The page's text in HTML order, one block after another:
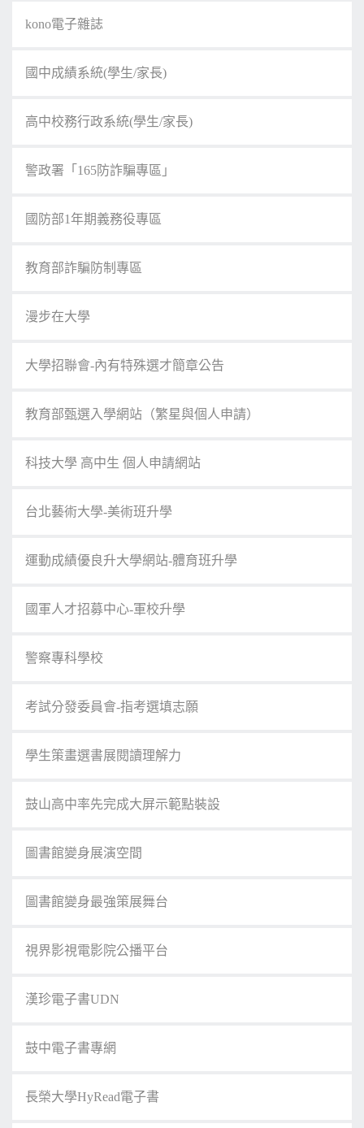
kono電子雜誌
國中成績系統(學生/家長)
高中校務行政系統(學生/家長)
警政署「165防詐騙專區」
國防部1年期義務役專區
教育部詐騙防制專區
漫步在大學
大學招聯會-內有特殊選才簡章公告
教育部甄選入學網站（繁星與個人申請）
科技大學 高中生 個人申請網站
台北藝術大學-美術班升學
運動成績優良升大學網站-體育班升學
國軍人才招募中心-軍校升學
警察專科學校
考試分發委員會-指考選填志願
學生策畫選書展閱讀理解力
鼓山高中率先完成大屏示範點裝設
圖書館變身展演空間
圖書館變身最強策展舞台
視界影視電影院公播平台
漢珍電子書UDN
鼓中電子書專網
長榮大學HyRead電子書